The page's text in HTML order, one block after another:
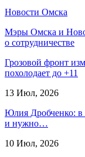
Новости Омска
Мэры Омска и
о сотрудничестве
Грозовой фронт
похолодает до +11
13 Июл, 2026
Юлия Дробченко: в
и нужно…
10 Июл, 2026